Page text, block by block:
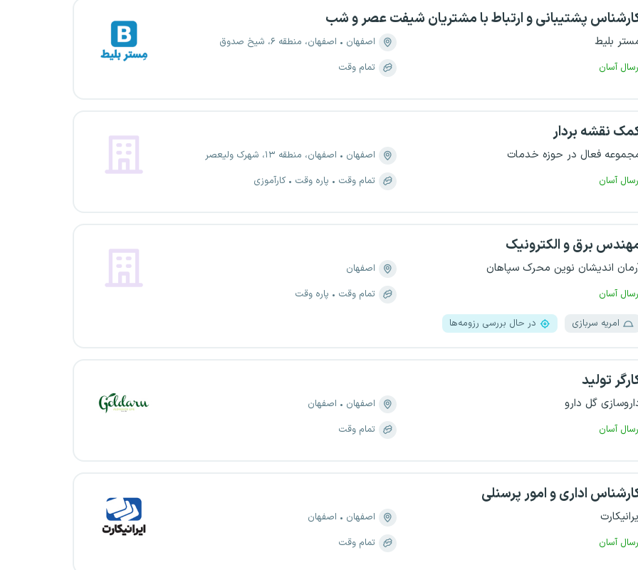
پشتیبانی و ارتباط با مشتریان شیفت عصر و شب
بلیط
آسان
اصفهان
اصفهان، منطقه ۶، شیخ صدوق
تمام وقت
نقشه بردار
فعال در حوزه خدمات
آسان
اصفهان
اصفهان، منطقه ۱۳، شهرک ولیعصر
تمام وقت
پاره وقت کارآموزی
برق و الکترونیک
اندیشان نوین محرک سپاهان
آسان
اصفهان
تمام وقت
پاره وقت
امریه سربازی در حال بررسی رزومه‌ها
تولید
گل دارو
آسان
اصفهان
اصفهان
تمام وقت
اداری و امور پرسنلی
آسان
اصفهان
اصفهان
تمام وقت